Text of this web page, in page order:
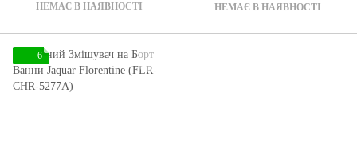
НЕМАЄ В НАЯВНОСТІ НЕМАЄ В НАЯВНОСТІ
6